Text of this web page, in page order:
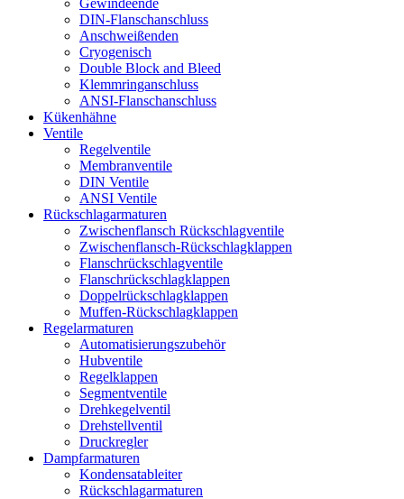
DIN-Flanschanschluss
Anschweißenden
Cryogenisch
Double Block and Bleed
Klemmringanschluss
ANSI-Flanschanschluss
Kükenhähne
Ventile
Regelventile
Membranventile
DIN Ventile
ANSI Ventile
Rückschlag­armaturen
Zwischenflansch Rückschlagventile
Zwischenflansch-Rückschlagklappen
Flanschrückschlagventile
Flanschrückschlagklappen
Doppelrückschlagklappen
Muffen-Rückschlagklappen
Regelarmaturen
Automatisierungszubehör
Hubventile
Regelklappen
Segmentventile
Drehkegelventil
Drehstellventil
Druckregler
Dampfarmaturen
Kondensatableiter
Rückschlagarmaturen